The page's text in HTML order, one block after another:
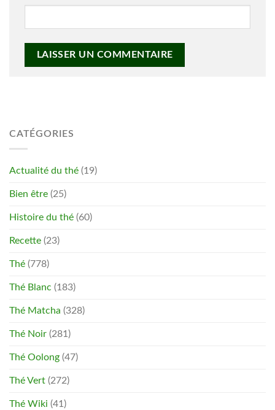
CATÉGORIES
Actualité du thé (19)
Bien être (25)
Histoire du thé (60)
Recette (23)
Thé (778)
Thé Blanc (183)
Thé Matcha (328)
Thé Noir (281)
Thé Oolong (47)
Thé Vert (272)
Thé Wiki (41)